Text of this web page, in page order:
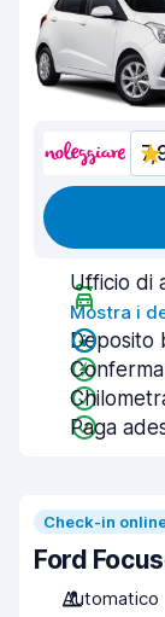
Ufficio di
Mostra i
Deposito
Paga
Check-in
Ford Focus
Automatico